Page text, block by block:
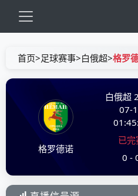
首页>足球赛事>白俄超>格罗
格罗德诺
白俄超
07-
已完
0 -